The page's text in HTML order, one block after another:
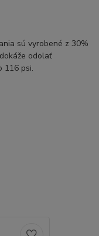
sú vyrobené z 30%
odolať
116 psi.